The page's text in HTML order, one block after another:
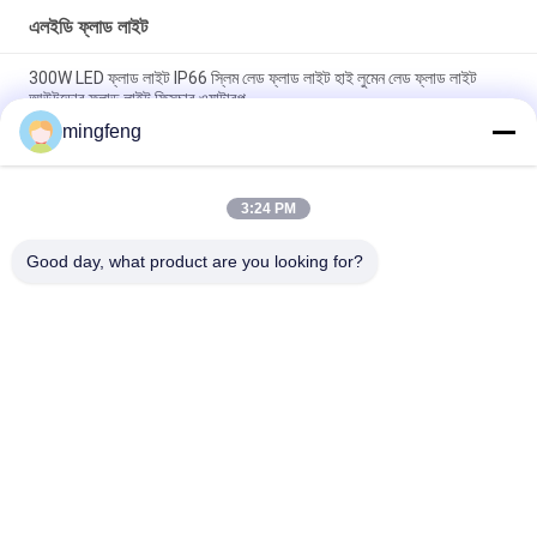
এলইডি ফ্লাড লাইট
300W LED ফ্লাড লাইট IP66 স্লিম লেড ফ্লাড লাইট হাই লুমেন লেড ফ্লাড লাইট
আউটডোর ফ্লাড লাইট ফিক্সচার ওয়াটারপ
হাই পাওয়ার হাই মাস্ট ফ্লাড লাইট IP66 400W রাস্তা এবং হাইওয়ে
IP65 180lm/W LED ফ্লাড লাইট সহ জরুরী সেন্সর 120 ডিগ্রি আলোর কোণ
mingfeng
3:24 PM
Good day, what product are you looking for?